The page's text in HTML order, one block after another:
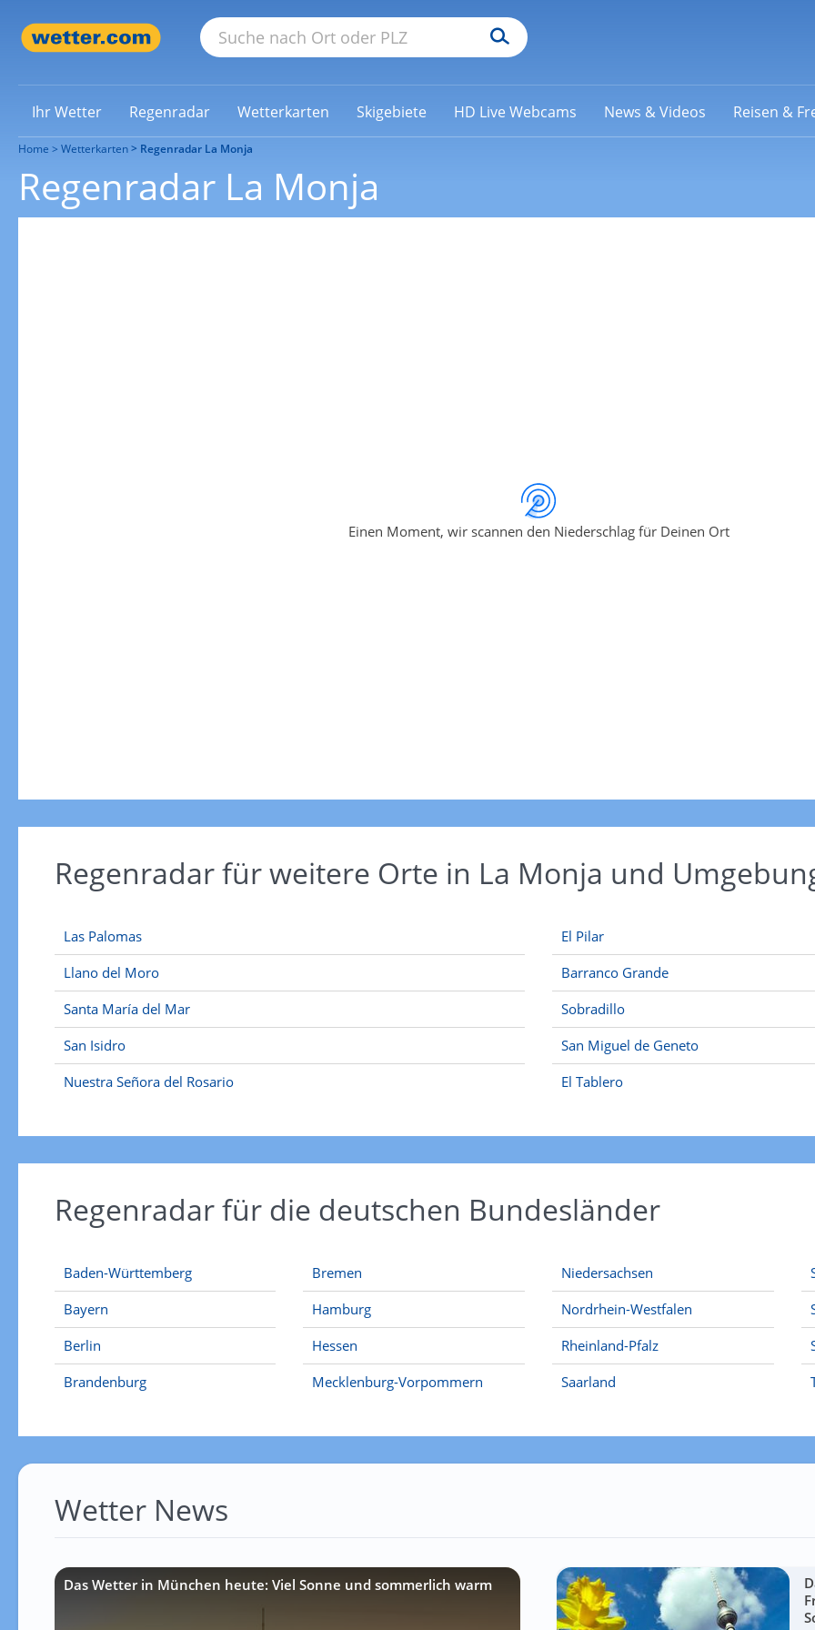
Ihr Wetter Regenradar Wetterkarten Skigebiete HD Live Webcams News & Videos Reisen &
Home Wetterkarten Regenradar La Monja
Regenradar La Monja
Einen Moment, wir scannen den Niederschlag für Deinen Ort
Regenradar für weitere Orte in La Monja und
Las Palomas
Llano del Moro
Santa María del Mar
San Isidro
Nuestra Señora del Rosario
El Pilar
Barranco Grande
Sobradillo
San Miguel de Geneto
El Tablero
Regenradar für die deutschen Bundesländer
Baden-Württemberg
Bayern
Berlin
Brandenburg
Bremen
Hamburg
Hessen
Mecklenburg-Vorpommern
Niedersachsen
Nordrhein-Westfalen
Rheinland-Pfalz
Saarland
Wetter News
Das Wetter in München heute: Viel Sonne und sommerlich warm